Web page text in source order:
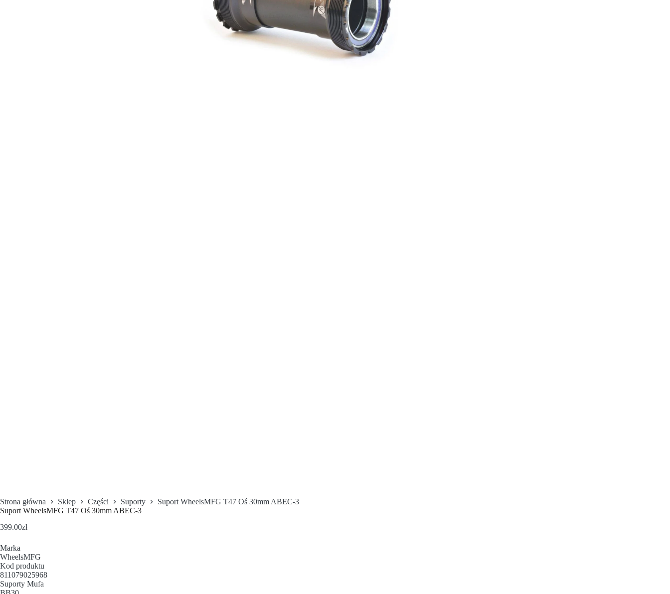
Strona główna Sklep Części Suporty
Suport WheelsMFG T47 Oś 30mm ABEC-3
Suport WheelsMFG T47 Oś 30mm ABEC-3
399.00zł
Marka
WheelsMFG
Kod produktu
811079025968
Suporty Mufa